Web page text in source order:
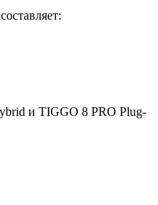
и TIGGO 8 PRO Plug-